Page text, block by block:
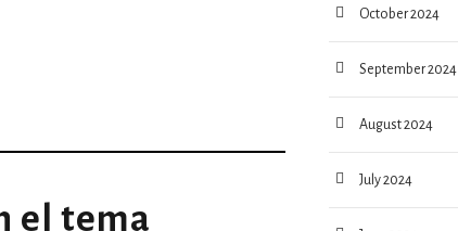
el tema
October 2024
September 2024
August 2024
July 2024